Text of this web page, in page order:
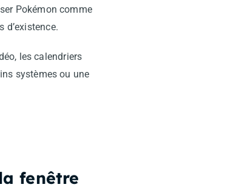
Pokémon comme
les calendriers
systèmes ou une
fenêtre